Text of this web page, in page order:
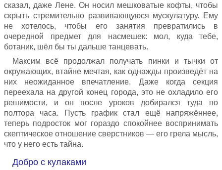
сказал, даже Лене. Он носил мешковатые кофты, чтобы
скрыть стремительно развивающуюся мускулатуру. Ему
не хотелось, чтобы его занятия превратились в
очередной предмет для насмешек: мол, куда тебе,
ботаник, шёл бы ты дальше танцевать.
Максим всё продолжал получать пинки и тычки от
окружающих, втайне мечтая, как однажды произведёт на
них неожиданное впечатление. Даже когда секция
переехала на другой конец города, это не охладило его
решимости, и он после уроков добирался туда по
полтора часа. Пусть график стал ещё напряжённее,
теперь подросток мог гораздо спокойнее воспринимать
скептическое отношение сверстников — его грела мысль,
что у него есть тайна.
Добро с кулаками